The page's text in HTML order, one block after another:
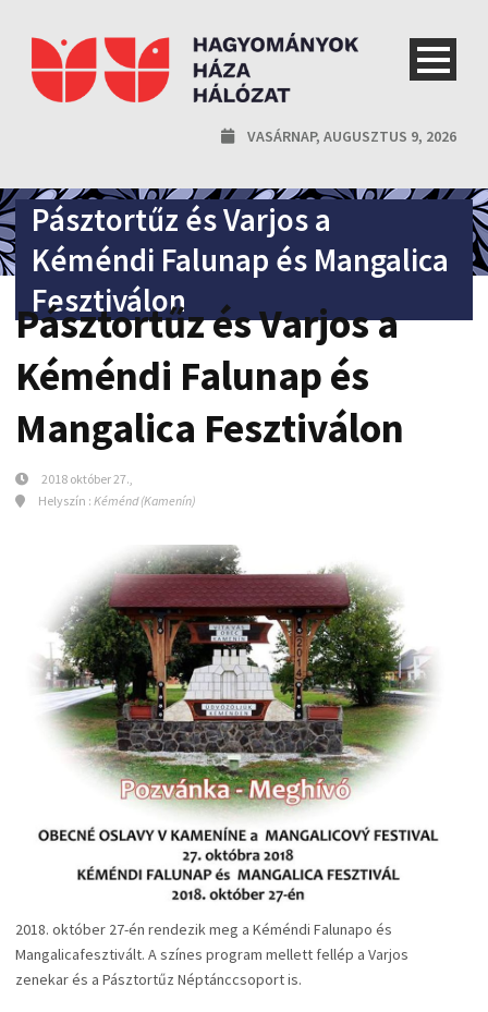
VASÁRNAP, AUGUSZTUS 9, 2026
Pásztortűz és Varjos a
Kéméndi Falunap és Mangalica
Fesztiválon
Pásztortűz és Varjos a
Kéméndi Falunap és
Mangalica Fesztiválon
2018 október 27.,
Helyszín : Kéménd (Kamenín)
2018. október 27-én rendezik meg a Kéméndi Falunapo és
Mangalicafesztivált. A színes program mellett fellép a Varjos
zenekar és a Pásztortűz Néptánccsoport is.